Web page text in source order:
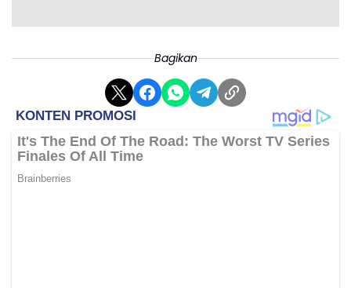
Di sela-sela waktu bermain yang terbatas, Fati
Bagikan